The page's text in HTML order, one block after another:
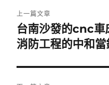
章
導
覽
上一篇文章
上
一
文
章:
台南沙發的cnc車
消防工程的中和當